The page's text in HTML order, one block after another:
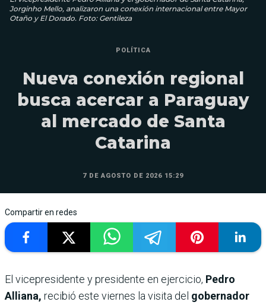
Jorginho Mello, analizaron una conexión internacional entre Mayor
Otaño y El Dorado. Foto: Gentileza
POLÍTICA
Nueva conexión regional
busca acercar a Paraguay
al mercado de Santa
Catarina
7 DE AGOSTO DE 2026 15:29
Compartir en redes
El vicepresidente y presidente en ejercicio, Pedro
Alliana, recibió este viernes la visita del gobernador